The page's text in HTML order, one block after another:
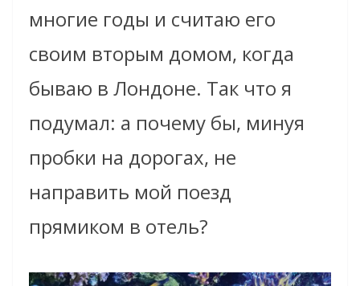
многие годы и считаю его
своим вторым домом, когда
бываю в Лондоне. Так что я
подумал: а почему бы, минуя
пробки на дорогах, не
направить мой поезд
прямиком в отель?